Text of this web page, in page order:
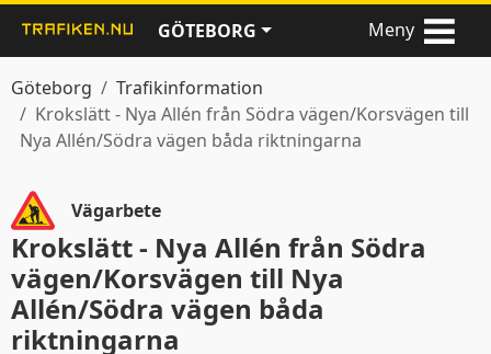
GÖTEBORG Meny
Göteborg
Trafikinformation
Krokslätt - Nya Allén från Södra vägen/Korsvägen till
Nya Allén/Södra vägen båda riktningarna
Vägarbete
Krokslätt - Nya Allén från Södra
vägen/Korsvägen till Nya
Allén/Södra vägen båda
riktningarna